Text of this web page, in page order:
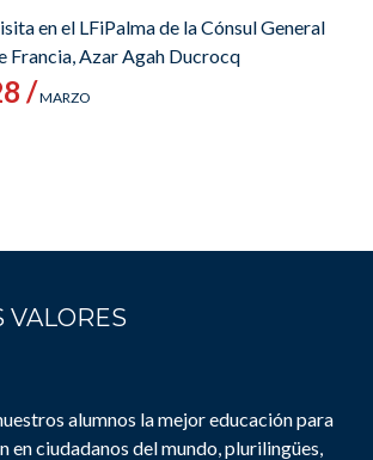
en el LFiPalma de la Cónsul General
Francia, Azar Agah Ducrocq
/MARZO
VALORES
alumnos la mejor educación para
en ciudadanos del mundo, plurilingües,